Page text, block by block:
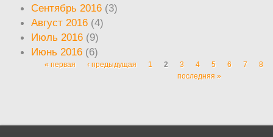
Сентябрь 2016 (3)
Август 2016 (4)
Июль 2016 (9)
Июнь 2016 (6)
Страницы
« первая ‹ предыдущая 1 2 3 4 5 6 7
8
последняя »